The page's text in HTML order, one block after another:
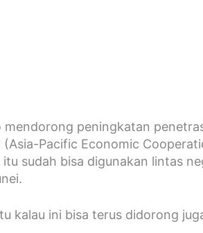
peningkatan
Pacific Economic
sudah bisa digunakan lintas
kalau ini bisa terus didorong